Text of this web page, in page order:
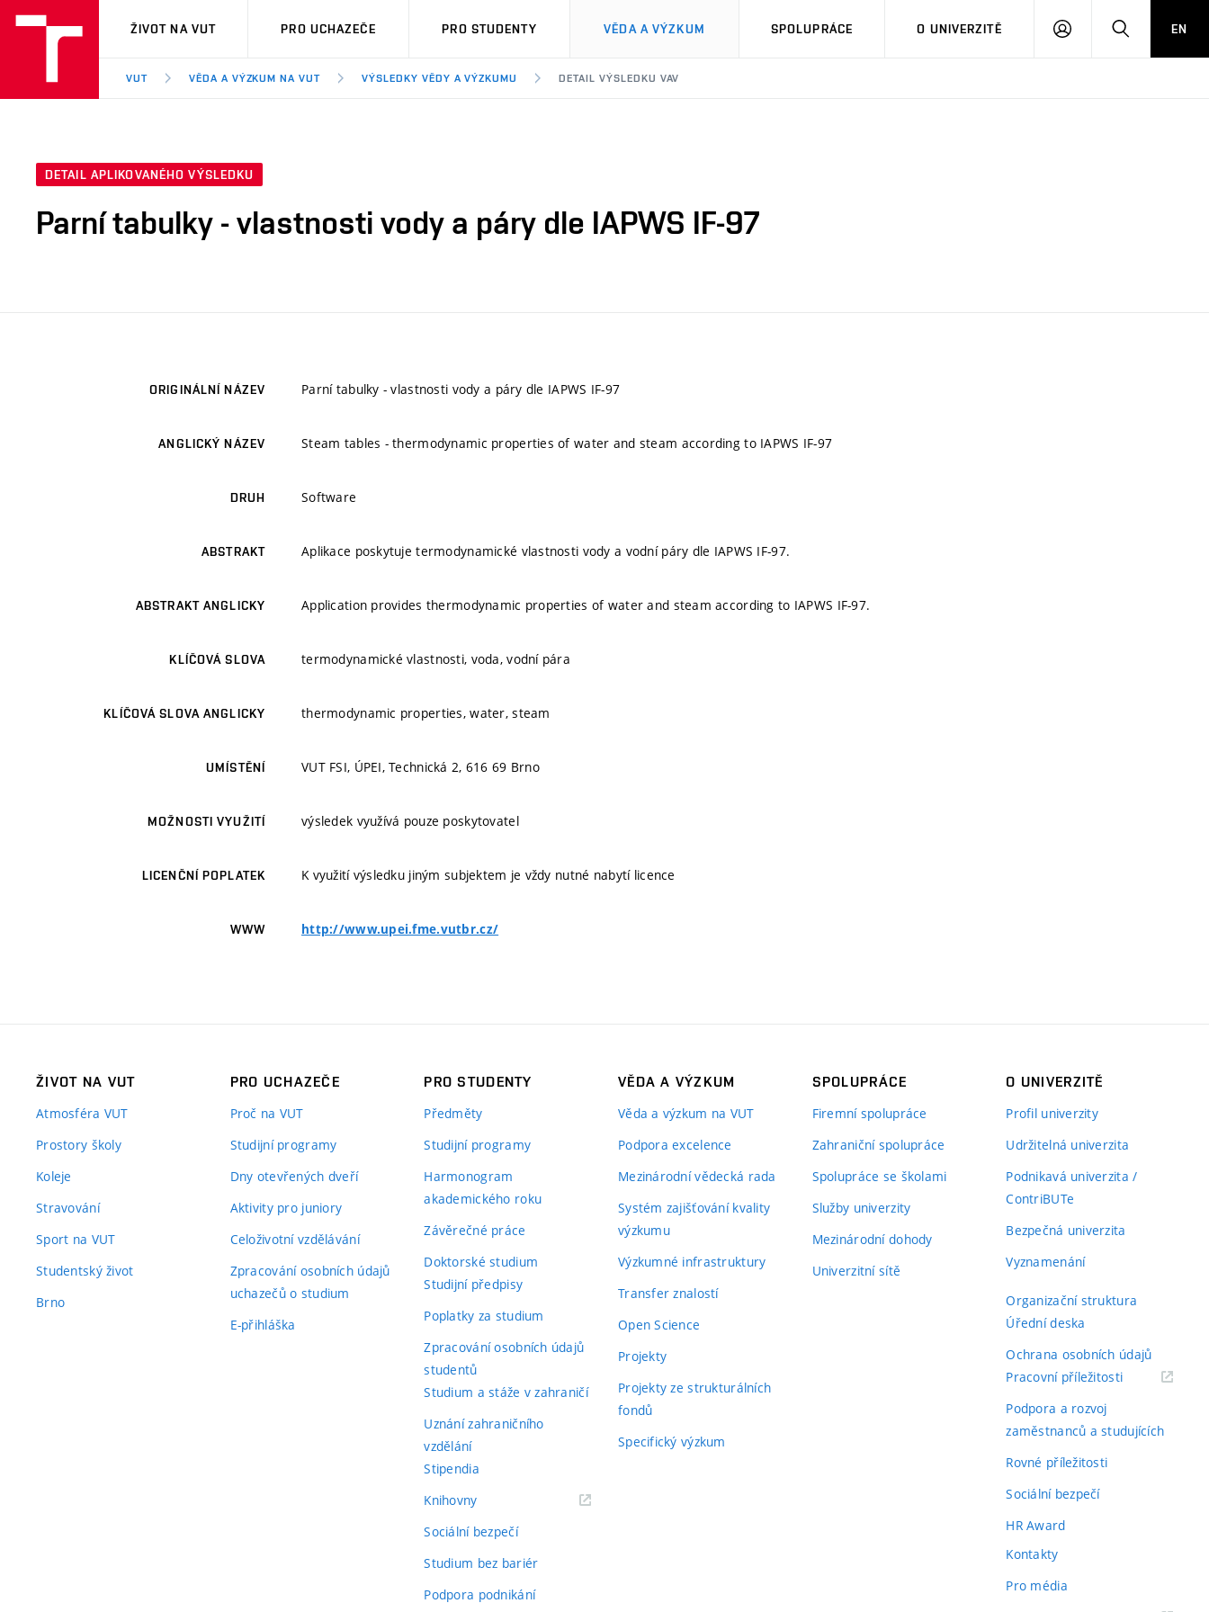
VUT
ŽIVOT NA VUT PRO UCHAZEČE PRO STUDENTY VĚDA A VÝZKUM SPOLUPRÁCE O UNIVERZITĚ
PŘIHLÁSIT HLEDATEN
VUT VĚDA A VÝZKUM NA VUT VÝSLEDKY VĚDY A VÝZKUMU DETAIL VÝSLEDKU VAV
DETAIL APLIKOVANÉHO VÝSLEDKU
Parní tabulky - vlastnosti vody a páry dle IAPWS IF-97
ORIGINÁLNÍ NÁZEV Parní tabulky - vlastnosti vody a páry dle IAPWS IF-97
ANGLICKÝ NÁZEV Steam tables - thermodynamic properties of water and steam according to IAPWS IF-97
DRUH Software
ABSTRAKT Aplikace poskytuje termodynamické vlastnosti vody a vodní páry dle IAPWS IF-97.
ABSTRAKT ANGLICKY Application provides thermodynamic properties of water and steam according to IAPWS IF-97.
KLÍČOVÁ SLOVA termodynamické vlastnosti, voda, vodní pára
KLÍČOVÁ SLOVA ANGLICKY thermodynamic properties, water, steam
UMÍSTĚNÍ VUT FSI, ÚPEI, Technická 2, 616 69 Brno
MOŽNOSTI VYUŽITÍ výsledek využívá pouze poskytovatel
LICENČNÍ POPLATEK K využití výsledku jiným subjektem je vždy nutné nabytí licence
WWW http://www.upei.fme.vutbr.cz/
ŽIVOT NA VUT
Atmosféra VUT
Prostory školy
Koleje
Stravování
Sport na VUT
Studentský život
Brno
PRO UCHAZEČE
Proč na VUT
Studijní programy
Dny otevřených dveří
Aktivity pro juniory
Celoživotní vzdělávání
Zpracování osobních údajů
uchazečů o studium
E-přihláška
PRO STUDENTY
Předměty
Studijní programy
Harmonogram
akademického roku
Závěrečné práce
Doktorské studium
Studijní předpisy
Poplatky za studium
Zpracování osobních údajů
studentů
Studium a stáže v zahraničí
Uznání zahraničního
vzdělání
Stipendia
Knihovny(externí
Sociální bezpečí
Studium bez bariér
Podpora podnikání
VĚDA A VÝZKUM
Věda a výzkum na VUT
Podpora excelence
Mezinárodní vědecká rada
Systém zajišťování kvality
výzkumu
Výzkumné infrastruktury
Transfer znalostí
Open Science
Projekty
Projekty ze strukturálních
fondů
Specifický výzkum
SPOLUPRÁCE
Firemní spolupráce
Zahraniční spolupráce
Spolupráce se školami
Služby univerzity
Mezinárodní dohody
Univerzitní sítě
O UNIVERZITĚ
Profil univerzity
Udržitelná univerzita
Podnikavá univerzita /
ContriBUTe
Bezpečná univerzita
Vyznamenání
Organizační struktura
Úřední deska
Ochrana osobních údajů
Pracovní příležitosti(externí
Podpora a rozvoj
zaměstnanců a studujících
Rovné příležitosti
Sociální bezpečí
HR Award
Kontakty
Pro média